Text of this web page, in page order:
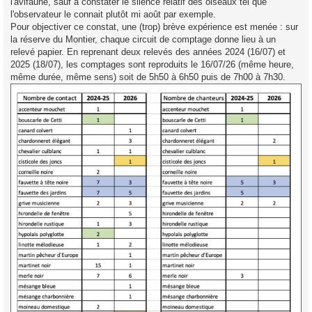
l'observateur le connait plutôt mi août par exemple.
Pour objectiver ce constat, une (trop) brève expérience est menée : sur
la réserve du Montier, chaque circuit de comptage donne lieu à un
relevé papier. En reprenant deux relevés des années 2024 (16/07) et
2025 (18/07), les comptages sont reproduits le 16/07/26 (même heure,
même durée, même sens) soit de 5h50 à 6h50 puis de 7h00 à 7h30.